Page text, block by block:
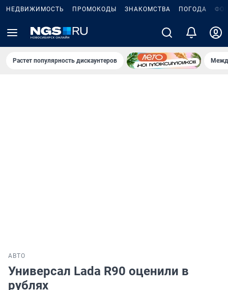
НЕДВИЖИМОСТЬ ПРОМОКОДЫ ЗНАКОМСТВА ПОГОДА
Растет популярность дискаунтеров
АВТО
Универсал Lada R90 оценили в
рублях